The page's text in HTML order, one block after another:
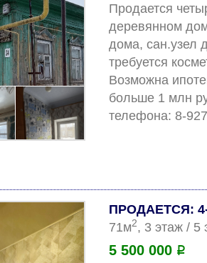
Продается
деревянном
дома, сан.узел
требуется
Возможна
больше 1 млн
ПРОДАЕТСЯ: 4-
71м2, 3 этаж / 5
5 500 000 Р